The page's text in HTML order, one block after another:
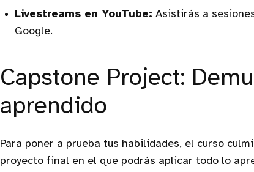
Livestreams en YouTube: Asistirás a
Google.
Capstone Project:
aprendido
Para poner a prueba tus habilidades, el curso
proyecto final en el que podrás aplicar todo lo